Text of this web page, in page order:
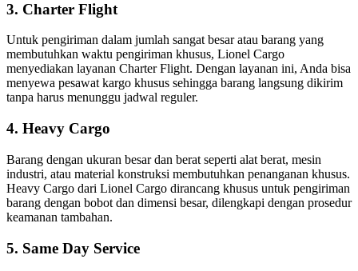
3. Charter Flight
Untuk pengiriman dalam jumlah sangat besar atau barang yang
membutuhkan waktu pengiriman khusus, Lionel Cargo
menyediakan layanan Charter Flight. Dengan layanan ini, Anda bisa
menyewa pesawat kargo khusus sehingga barang langsung dikirim
tanpa harus menunggu jadwal reguler.
4. Heavy Cargo
Barang dengan ukuran besar dan berat seperti alat berat, mesin
industri, atau material konstruksi membutuhkan penanganan khusus.
Heavy Cargo dari Lionel Cargo dirancang khusus untuk pengiriman
barang dengan bobot dan dimensi besar, dilengkapi dengan prosedur
keamanan tambahan.
5. Same Day Service